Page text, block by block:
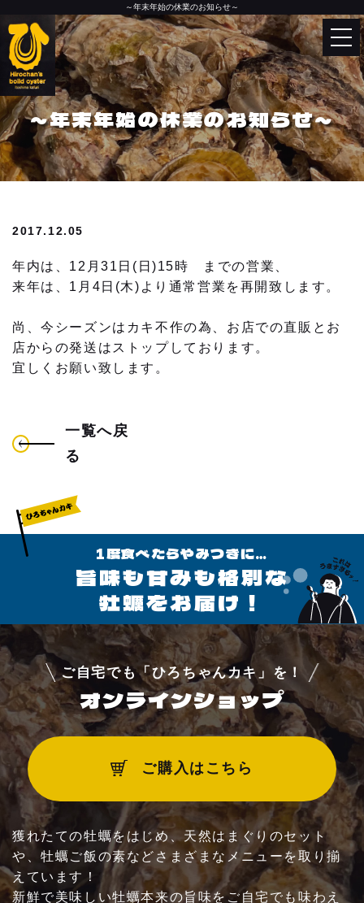
～年末年始の休業のお知らせ～
トップページ
カキ小屋について
今月のおすすめ
お客様からのおいしいお声
牡蠣の美味しい食べ方
Language
English
한국어
中文（简体）
中文（繁體）
ご利用いただけるお支払方法
～年末年始の休業のお知らせ～
2017.12.05
年内は、12月31日(日)15時 までの営業、
来年は、1月4日(木)より通常営業を再開致します。
尚、今シーズンはカキ不作の為、お店での直販とお
店からの発送はストップしております。
宜しくお願い致します。
一覧へ戻
る
1度食べたらやみつきに…
旨味も甘みも格別な
牡蠣をお届け！
ご自宅でも「ひろちゃんカキ」を！
オンラインショップ
ご購入はこちら
獲れたての牡蠣をはじめ、天然はまぐりのセット
や、牡蠣ご飯の素などさまざまなメニューを取り揃
えています！
新鮮で美味しい牡蠣本来の旨味をご自宅でも味わえ